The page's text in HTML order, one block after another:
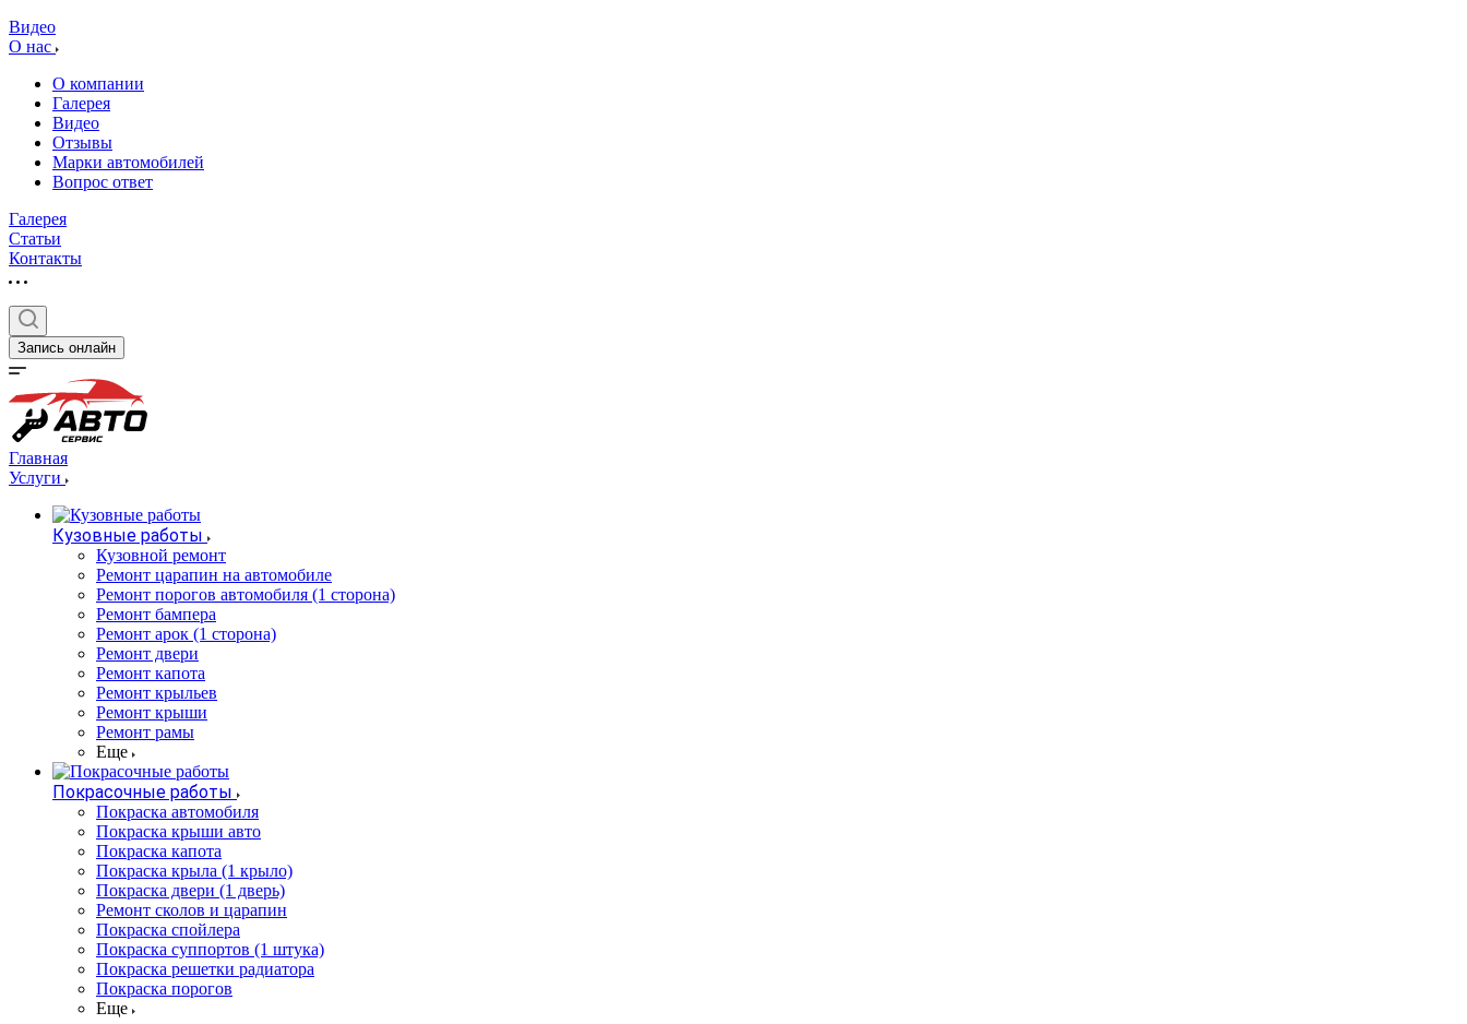
Видео
О нас
О компании
Галерея
Видео
Отзывы
Марки автомобилей
Вопрос ответ
Галерея
Статьи
Контакты
Запись онлайн
Главная
Услуги
Кузовные работы
Кузовной ремонт
Ремонт царапин на автомобиле
Ремонт порогов автомобиля (1 сторона)
Ремонт бампера
Ремонт арок (1 сторона)
Ремонт двери
Ремонт капота
Ремонт крыльев
Ремонт крыши
Ремонт рамы
Еще
Покрасочные работы
Покраска автомобиля
Покраска крыши авто
Покраска капота
Покраска крыла (1 крыло)
Покраска двери (1 дверь)
Ремонт сколов и царапин
Покраска спойлера
Покраска суппортов (1 штука)
Покраска решетки радиатора
Покраска порогов
Еще